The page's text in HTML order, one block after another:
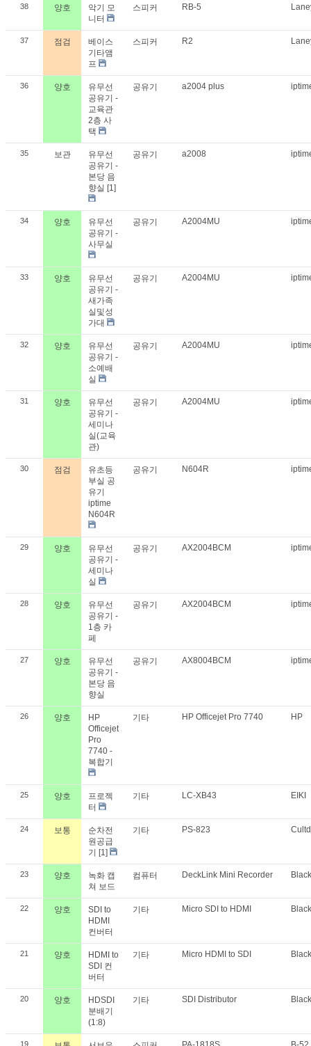
38 양호
악기 모
니터
스피커 RB-5
37 점검
베이스
기타앰
프
스피커 R2
36 양호
유무선
공유기 -
교육관
2층 사
택
공유기 a2004 plus
35 보관
유무선
공유기 -
본당 음
향실 [1]
공유기 a2008
34 양호
유무선
공유기 -
사무실
공유기 A2004MU
33 양호
유무선
공유기 -
새가족
실및성
가대
공유기 A2004MU
32 양호
유무선
공유기 -
소예배
실
공유기 A2004MU
31 양호
유무선
공유기 -
세미나
실(교육
관)
공유기 A2004MU
30 점검
유초등
부실 공
유기
iptime
N604R
공유기 N604R
29 양호
유무선
공유기 -
세미나
실
공유기 AX2004BCM
28 양호
유무선
공유기 -
1층 카
페
공유기 AX2004BCM
27 양호
유무선
공유기 -
본당 음
향실
공유기 AX8004BCM
26 양호
HP
Officejet
Pro
7740 -
복합기
기타 HP Officejet Pro 7740 HP
25 양호
프로젝
터
기타 LC-XB43 EIKI
24 보통
순차전
원공급
기
[1]
기타 PS-823
23 양호
녹화 캡
쳐 보드
컴퓨터 DeckLink Mini Recorder
22 양호
SDI to
HDMI
컨버터
기타 Micro SDI to HDMI
21 양호
HDMI to
SDI 컨
버터
기타 Micro HDMI to SDI
20 양호
HDSDI
분배기
(1:8)
기타 SDI Distributor
19